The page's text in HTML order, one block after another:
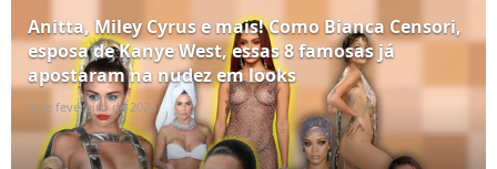
Anitta, Miley Cyrus e mais! Como Bianca Censori,
esposa de Kanye West, essas 8 famosas já
apostaram na nudez em looks
4 de fevereiro de 2025